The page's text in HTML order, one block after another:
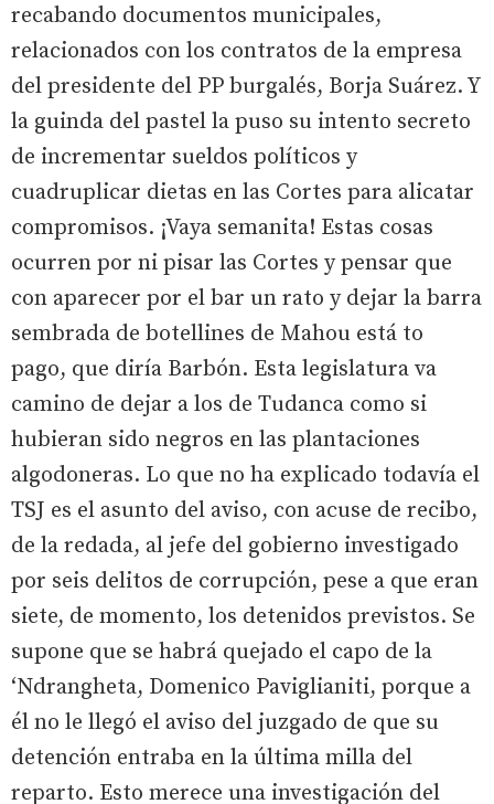
recabando documentos municipales,
relacionados con los contratos de la empresa
del presidente del PP burgalés, Borja Suárez. Y
la guinda del pastel la puso su intento secreto
de incrementar sueldos políticos y
cuadruplicar dietas en las Cortes para alicatar
compromisos. ¡Vaya semanita! Estas cosas
ocurren por ni pisar las Cortes y pensar que
con aparecer por el bar un rato y dejar la barra
sembrada de botellines de Mahou está to
pago, que diría Barbón. Esta legislatura va
camino de dejar a los de Tudanca como si
hubieran sido negros en las plantaciones
algodoneras. Lo que no ha explicado todavía el
TSJ es el asunto del aviso, con acuse de recibo,
de la redada, al jefe del gobierno investigado
por seis delitos de corrupción, pese a que eran
siete, de momento, los detenidos previstos. Se
supone que se habrá quejado el capo de la
‘Ndrangheta, Domenico Paviglianiti, porque a
él no le llegó el aviso del juzgado de que su
detención entraba en la última milla del
reparto. Esto merece una investigación del